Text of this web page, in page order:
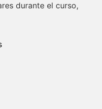
durante el curso,